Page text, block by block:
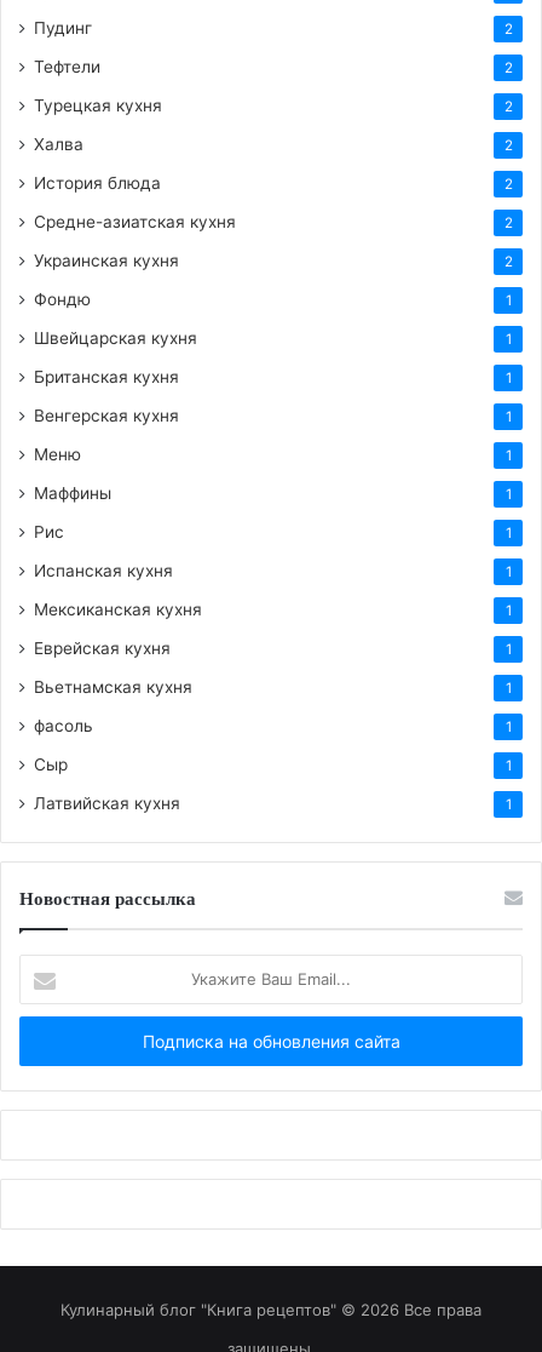
Пудинг 2
Тефтели 2
Турецкая кухня 2
Халва 2
История блюда 2
Средне-азиатская кухня 2
Украинская кухня 2
Фондю 1
Швейцарская кухня 1
Британская кухня 1
Венгерская кухня 1
Меню 1
Маффины 1
Рис 1
Испанская кухня 1
Мексиканская кухня 1
Еврейская кухня 1
Вьетнамская кухня 1
фасоль 1
Сыр 1
Латвийская кухня 1
Новостная рассылка
Ваш
Email...
Кулинарный блог "Книга рецептов" © 2026 Все права